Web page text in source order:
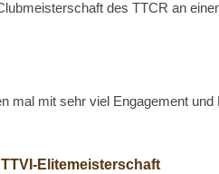
des TTCR an
mal mit sehr viel Engagement und
Elitemeisterschaft